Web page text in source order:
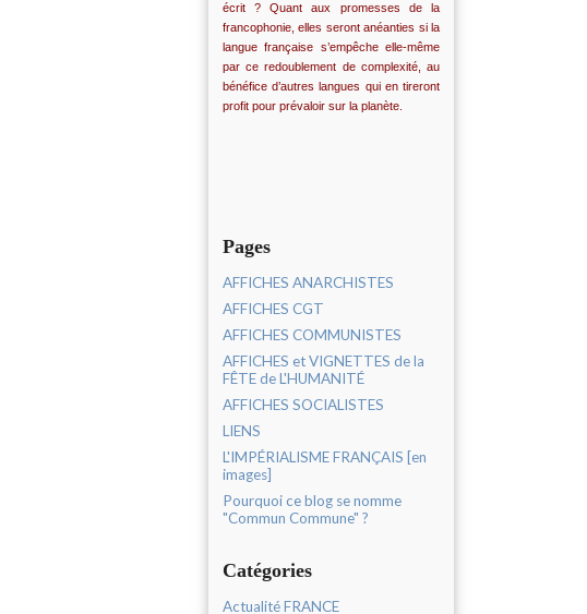
écrit ? Quant aux promesses de la
francophonie, elles seront anéanties si la
langue française s’empêche elle-même
par ce redoublement de complexité, au
bénéfice d’autres langues qui en tireront
profit pour prévaloir sur la planète.
Pages
AFFICHES ANARCHISTES
AFFICHES CGT
AFFICHES COMMUNISTES
AFFICHES et VIGNETTES de la
FÊTE de L'HUMANITÉ
AFFICHES SOCIALISTES
LIENS
L'IMPÉRIALISME FRANÇAIS [en
images]
Pourquoi ce blog se nomme
"Commun Commune" ?
Catégories
Actualité FRANCE